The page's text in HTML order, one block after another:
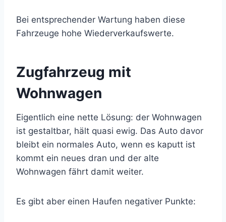
Bei entsprechender Wartung haben diese
Fahrzeuge hohe Wiederverkaufswerte.
Zugfahrzeug mit
Wohnwagen
Eigentlich eine nette Lösung: der Wohnwagen
ist gestaltbar, hält quasi ewig. Das Auto davor
bleibt ein normales Auto, wenn es kaputt ist
kommt ein neues dran und der alte
Wohnwagen fährt damit weiter.
Es gibt aber einen Haufen negativer Punkte: